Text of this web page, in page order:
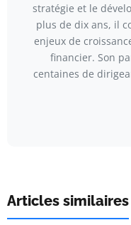
stratégie et le
plus de dix ans, il
enjeux de
financier. Son
centaines de
Articles similaires